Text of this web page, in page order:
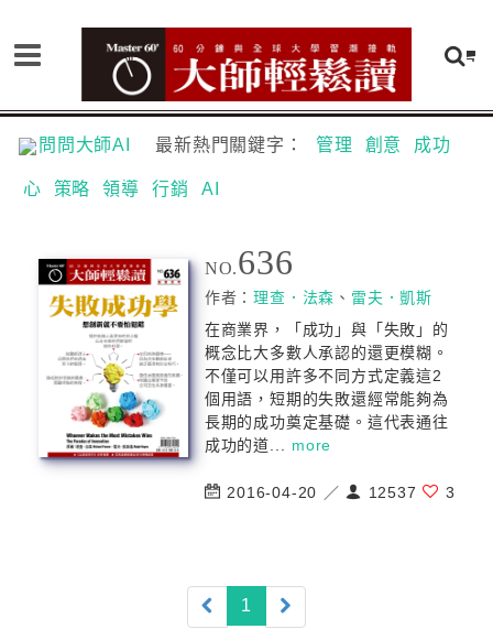
問問大師AI 最新熱門關鍵字： 管理 創意 成功
心 策略 領導 行銷 AI
NO.636
作者：理查．法森 、 雷夫．凱斯
在商業界，「成功」與「失敗」的
概念比大多數人承認的還更模糊。
不僅可以用許多不同方式定義這2
個用語，短期的失敗還經常能夠為
長期的成功奠定基礎。這代表通往
成功的道... more
2016-04-20 ／ 12537 3
1 (current)